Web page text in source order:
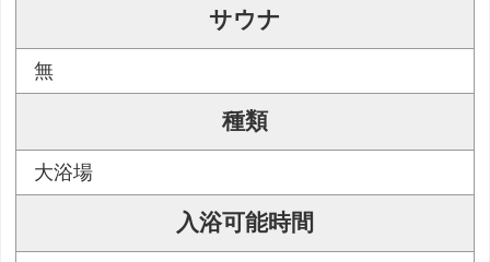
サウナ
無
種類
大浴場
入浴可能時間